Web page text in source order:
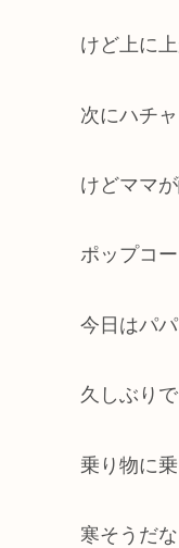
けど上に
次にハチ
けどママ
ポップコ
今日はパ
久しぶりで
乗り物に
寒そうだ